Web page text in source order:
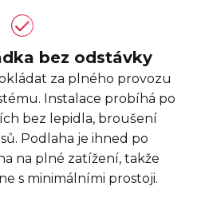
bez odstávky
za plného provozu
Instalace probíhá po
bez lepidla, broušení
Podlaha je ihned po
na plné zatížení, takže
s minimálními prostoji.